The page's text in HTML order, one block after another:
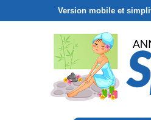
Version mobile et